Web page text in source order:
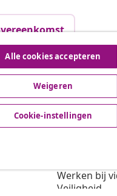
vidaXL
Over vidaXL
Algemene
Privacybeleid
Cookie-
Werken bij
Veiligheid
Alle cookies accepteren
Weigeren
Cookie-instellingen